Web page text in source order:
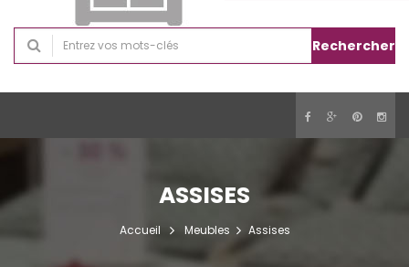
Rechercher
ASSISES
Accueil Meubles Assises